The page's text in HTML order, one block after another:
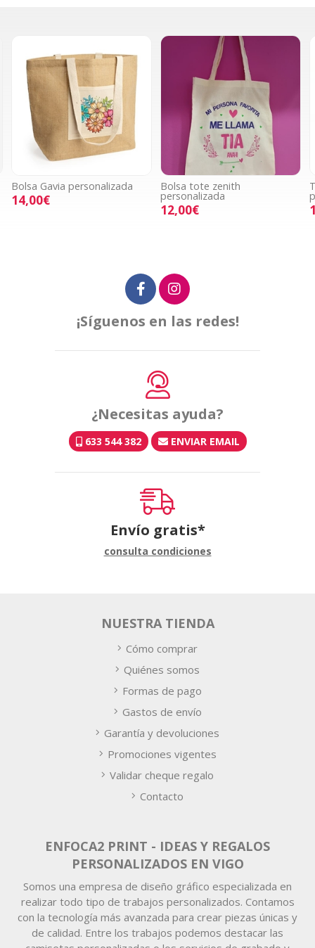
Bolsa Gavia personalizada
14,00€
Bolsa tote zenith
personalizada
12,00€
¡Síguenos en las redes!
¿Necesitas ayuda?
633 544 382 ENVIAR EMAIL
Envío gratis*
consulta condiciones
ENFOCA2 PRINT - IDEAS Y REGALOS
PERSONALIZADOS EN VIGO
Somos una empresa de diseño gráfico especializada en
realizar todo tipo de trabajos personalizados. Contamos
con la tecnología más avanzada para crear piezas únicas y
de calidad. Entre los trabajos podemos destacar las
NUESTRA TIENDA
Cómo comprar
Quiénes somos
Formas de pago
Gastos de envío
Garantía y devoluciones
Promociones vigentes
Validar cheque regalo
Contacto